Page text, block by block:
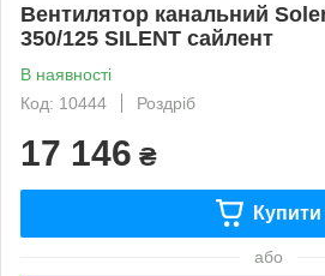
Вентилятор канальний
350/125 SILENT сайлент
В наявності
Код: 10444
Роздріб
17 146 ₴
Купити
або